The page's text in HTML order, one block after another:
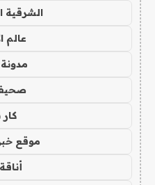
الشرقية
عالم
كار
موقع